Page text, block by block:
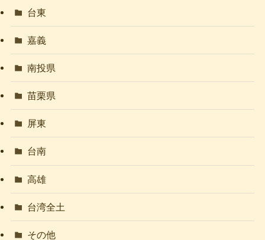
台東
嘉義
南投県
苗栗県
屏東
台南
高雄
台湾全土
その他